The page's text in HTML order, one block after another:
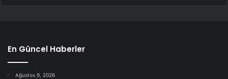
En Güncel Haberler
Ağustos 9, 2026